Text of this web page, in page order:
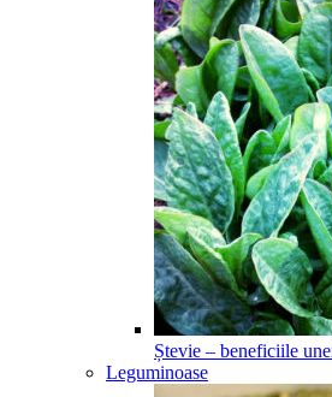
Ștevie – beneficiile
Leguminoase